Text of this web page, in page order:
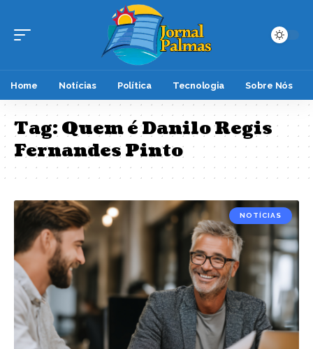
Home Notícias Política Tecnologia Sobre Nós
Tag:Quem é Danilo Regis
Fernandes Pinto
NOTÍCIAS